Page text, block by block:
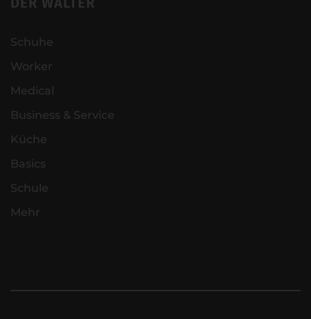
Schuhe
Worker
Medical
Business & Service
Küche
Basics
Schule
Mehr